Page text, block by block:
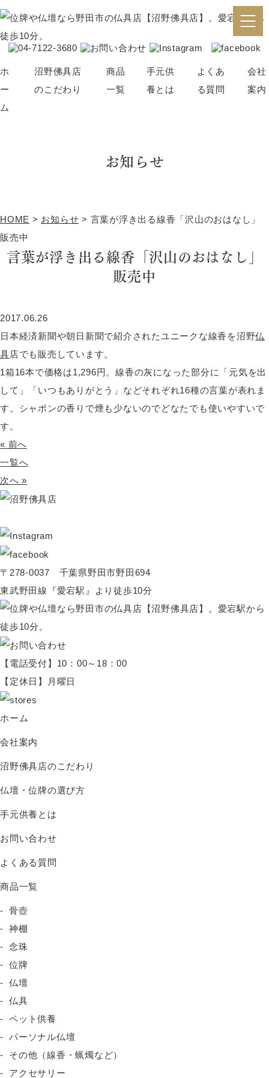
ホ
ー
ム
沼野佛具店
のこだわり
商品
一覧
その他（線香・蝋燭など）
手元供
養とは
アクセサリー
よくあ
る質問
会社
案内
お知らせ
HOME > お知らせ > 言葉が浮き出る線香「沢山のおはなし」
販売中
言葉が浮き出る線香「沢山のおはなし」
販売中
2017.06.26
日本経済新聞や朝日新聞で紹介されたユニークな線香を沼野仏
具店でも販売しています。
1箱16本で価格は1,296円。線香の灰になった部分に「元気を出
して」「いつもありがとう」などそれぞれ16種の言葉が表れま
す。シャボンの香りで煙も少ないのでどなたでも使いやすいで
す。
« 前へ
一覧へ
次へ »
〒278-0037 千葉県野田市野田694
東武野田線『愛宕駅』より徒歩10分
【電話受付】10：00～18：00
【定休日】月曜日
ホーム
会社案内
沼野佛具店のこだわり
仏壇・位牌の選び方
手元供養とは
お問い合わせ
よくある質問
商品一覧
骨壺
神棚
念珠
位牌
仏壇
仏具
ペット供養
パーソナル仏壇
その他（線香・蝋燭など）
アクセサリー